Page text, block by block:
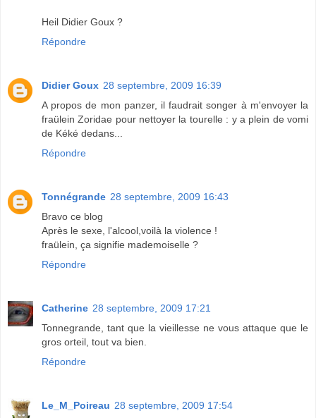
Heil Didier Goux ?
Répondre
Didier Goux 28 septembre, 2009 16:39
A propos de mon panzer, il faudrait songer à m'envoyer la
fraülein Zoridae pour nettoyer la tourelle : y a plein de vomi
de Kéké dedans...
Répondre
Tonnégrande 28 septembre, 2009 16:43
Bravo ce blog
Après le sexe, l'alcool,voilà la violence !
fraülein, ça signifie mademoiselle ?
Répondre
Catherine 28 septembre, 2009 17:21
Tonnegrande, tant que la vieillesse ne vous attaque que le
gros orteil, tout va bien.
Répondre
Le_M_Poireau 28 septembre, 2009 17:54